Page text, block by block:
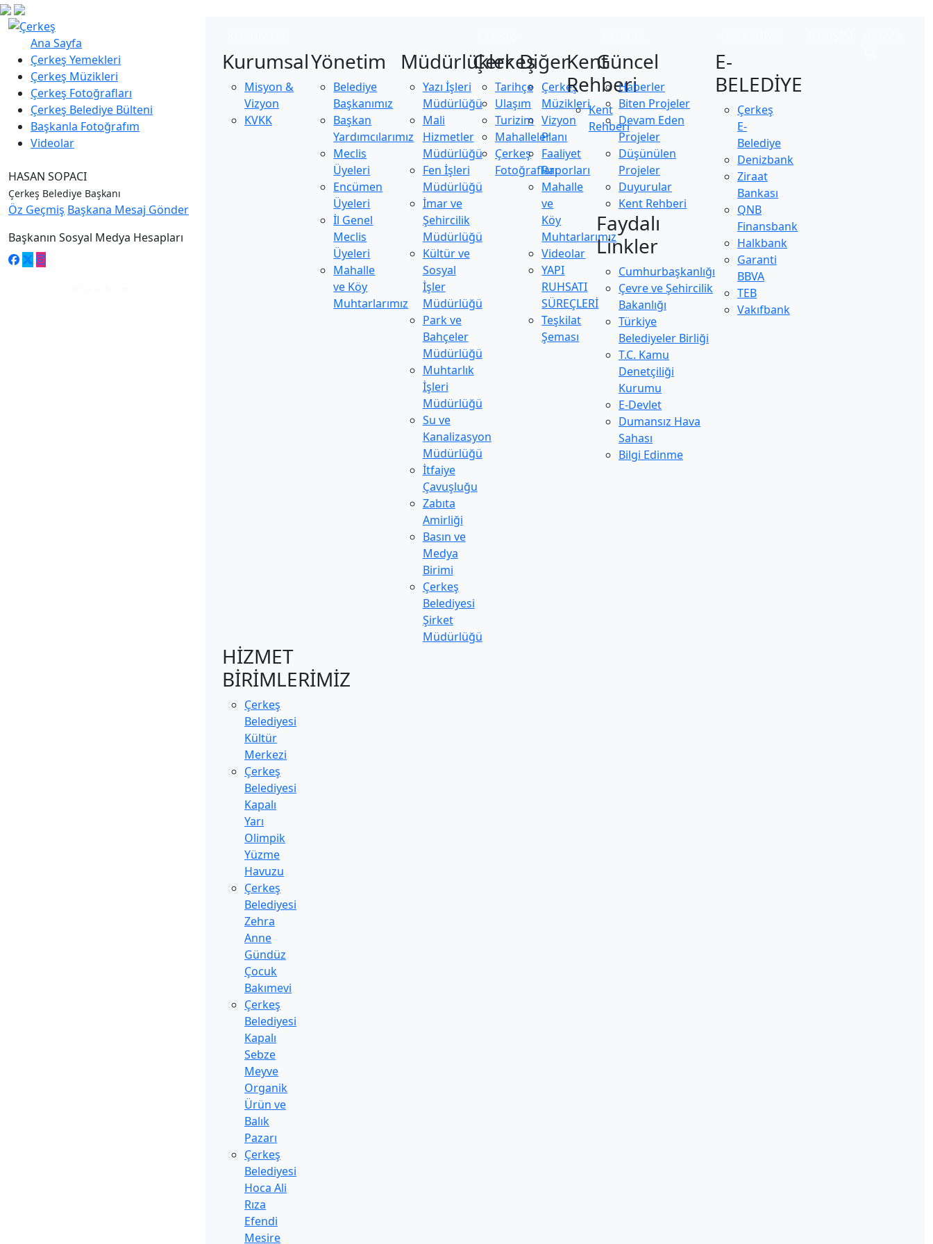
Ana Sayfa
Çerkeş Yemekleri
Çerkeş Müzikleri
Çerkeş Fotoğrafları
Çerkeş Belediye Bülteni
Başkanla Fotoğrafım
Videolar
HASAN SOPACI
Çerkeş Belediye Başkanı
Öz Geçmiş Başkana Mesaj Gönder
Başkanın Sosyal Medya Hesapları
Kurumsal
Misyon &
Vizyon
KVKK
Yönetim
Belediye
Başkanımız
Başkan
Yardımcılarımız
Meclis
Üyeleri
Encümen
Üyeleri
İl Genel
Meclis
Üyeleri
Mahalle
ve Köy
Muhtarlarımız
Müdürlükler
Yazı İşleri
Müdürlüğü
Mali
Hizmetler
Müdürlüğü
Fen İşleri
Müdürlüğü
İmar ve
Şehircilik
Müdürlüğü
Kültür ve
Sosyal
İşler
Müdürlüğü
Park ve
Bahçeler
Müdürlüğü
Muhtarlık
İşleri
Müdürlüğü
Su ve
Kanalizasyon
Müdürlüğü
İtfaiye
Çavuşluğu
Zabıta
Amirliği
Basın ve
Medya
Birimi
Çerkeş
Belediyesi
Şirket
Müdürlüğü
HİZMET
BİRİMLERİMİZ
Çerkeş
Belediyesi
Kültür
Merkezi
Çerkeş
Belediyesi
Kapalı
Yarı
Olimpik
Yüzme
Havuzu
Çerkeş
Belediyesi
Zehra
Anne
Gündüz
Çocuk
Bakımevi
Çerkeş
Belediyesi
Kapalı
Sebze
Meyve
Organik
Ürün ve
Balık
Pazarı
Çerkeş
Belediyesi
Hoca Ali
Rıza
Efendi
Mesire
Çerkeş
Tarihçe
Ulaşım
Turizim
Mahalleler
Çerkeş
Fotoğrafları
Diğer
Çerkeş
Müzikleri
Vizyon
Planı
Faaliyet
Raporları
Mahalle
ve
Köy
Muhtarlarımız
Videolar
YAPI
RUHSATI
SÜREÇLERİ
Teşkilat
Şeması
Kent
Rehberi
Kent
Rehberi
Güncel
Haberler
Biten Projeler
Devam Eden
Projeler
Düşünülen
Projeler
Duyurular
Kent Rehberi
Faydalı
Linkler
Cumhurbaşkanlığı
Çevre ve Şehircilik
Bakanlığı
Türkiye
Belediyeler Birliği
T.C. Kamu
Denetçiliği
Kurumu
E-Devlet
Dumansız Hava
Sahası
Bilgi Edinme
E-
BELEDİYE
Çerkeş
E-
Belediye
Denizbank
Ziraat
Bankası
QNB
Finansbank
Halkbank
Garanti
BBVA
TEB
Vakıfbank